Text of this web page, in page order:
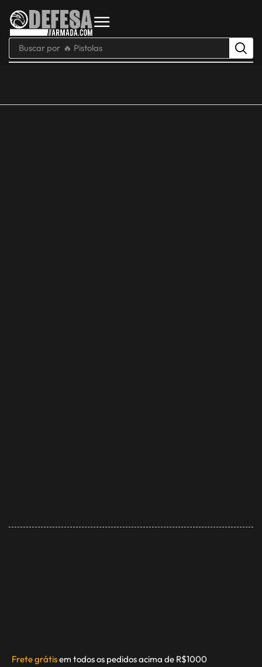
Buscar por 🔥 Pistolas
Frete grátisem todos os pedidos acima de R$1000